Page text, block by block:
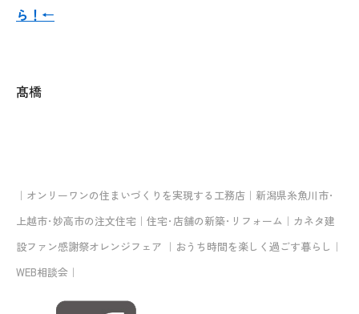
ら！←
髙橋
｜オンリーワンの住まいづくりを実現する工務店｜新潟県糸魚川市･
上越市･妙高市の注文住宅｜住宅･店舗の新築･リフォーム｜カネタ建
設ファン感謝祭オレンジフェア ｜おうち時間を楽しく過ごす暮らし｜
WEB相談会｜